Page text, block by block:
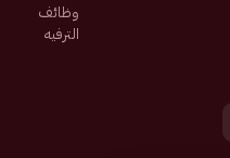
وظائف
الترفيه